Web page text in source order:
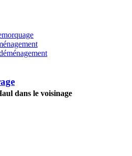
dans le voisinage